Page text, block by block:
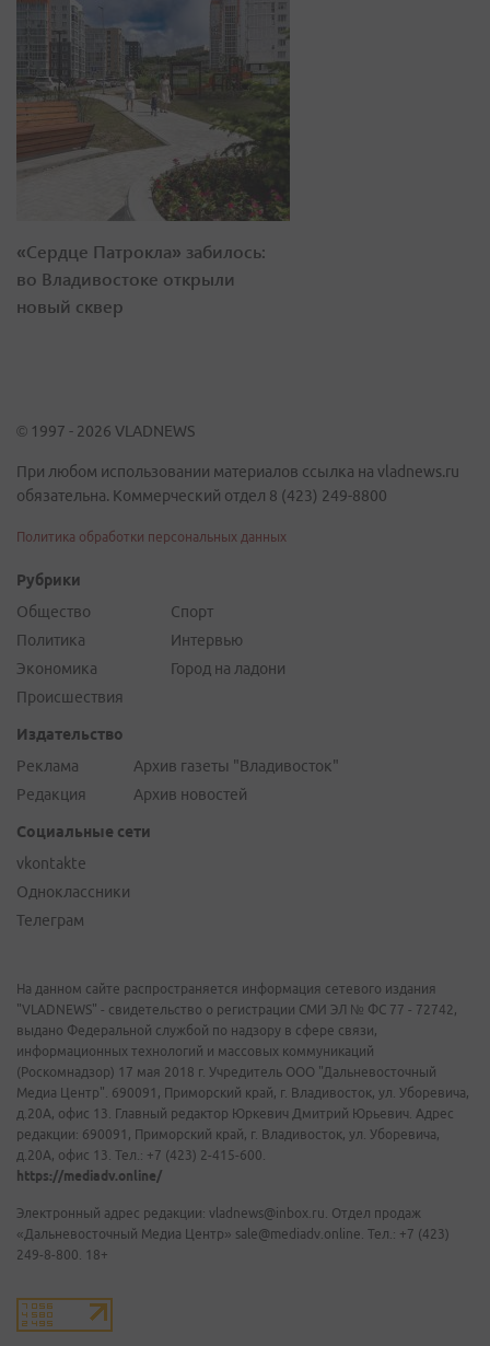
«Сердце Патрокла» забилось:
во Владивостоке открыли
новый сквер
© 1997 - 2026 VLADNEWS
При любом использовании материалов ссылка на vladnews.ru
обязательна. Коммерческий отдел 8 (423) 249-8800
Политика обработки персональных данных
Рубрики
Общество
Политика
Экономика
Происшествия
Спорт
Интервью
Город на ладони
Издательство
Реклама
Редакция
Архив газеты "Владивосток"
Архив новостей
Социальные сети
vkontakte
Одноклассники
Телеграм
На данном сайте распространяется информация сетевого издания
"VLADNEWS" - свидетельство о регистрации СМИ ЭЛ № ФС 77 - 72742,
выдано Федеральной службой по надзору в сфере связи,
информационных технологий и массовых коммуникаций
(Роскомнадзор) 17 мая 2018 г. Учредитель ООО "Дальневосточный
Медиа Центр". 690091, Приморский край, г. Владивосток, ул. Уборевича,
д.20А, офис 13. Главный редактор Юркевич Дмитрий Юрьевич. Адрес
редакции: 690091, Приморский край, г. Владивосток, ул. Уборевича,
д.20А, офис 13. Тел.: +7 (423) 2-415-600.
https://mediadv.online/
Электронный адрес редакции: vladnews@inbox.ru. Отдел продаж
«Дальневосточный Медиа Центр» sale@mediadv.online. Тел.: +7 (423)
249-8-800. 18+